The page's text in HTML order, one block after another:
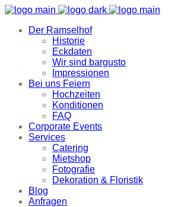
Der Ramselhof
Historie
Eckdaten
Wir sind bargusto
Impressionen
Bei uns Feiern
Hochzeiten
Konditionen
FAQ
Corporate Events
Services
Catering
Mietshop
Fotografie
Dekoration & Floristik
Blog
Anfragen